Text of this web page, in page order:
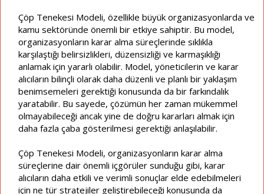
Çöp Tenekesi Modeli, özellikle büyük organizasyonlarda ve
kamu sektöründe önemli bir etkiye sahiptir. Bu model,
organizasyonların karar alma süreçlerinde sıklıkla
karşılaştığı belirsizlikleri, düzensizliği ve karmaşıklığı
anlamak için yararlı olabilir. Model, yöneticilerin ve karar
alıcıların bilinçli olarak daha düzenli ve planlı bir yaklaşım
benimsemeleri gerektiği konusunda da bir farkındalık
yaratabilir. Bu sayede, çözümün her zaman mükemmel
olmayabileceği ancak yine de doğru kararları almak için
daha fazla çaba gösterilmesi gerektiği anlaşılabilir.
Çöp Tenekesi Modeli, organizasyonların karar alma
süreçlerine dair önemli içgörüler sunduğu gibi, karar
alıcıların daha etkili ve verimli sonuçlar elde edebilmeleri
için ne tür stratejiler geliştirebileceği konusunda da